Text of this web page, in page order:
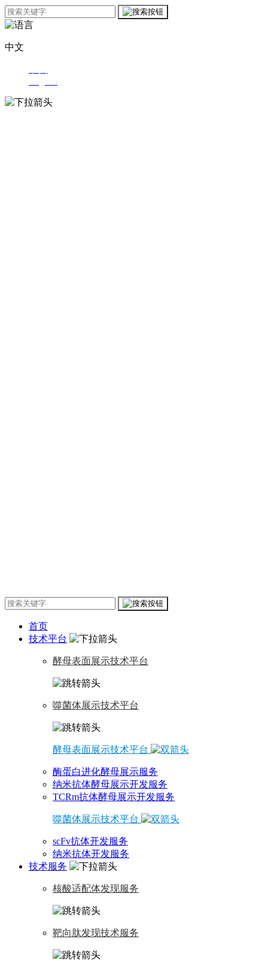
中文
首页
技术平台
酵母表面展示技术平台
噬菌体展示技术平台
酵母表面展示技术平台
酶蛋白进化酵母展示服务
纳米抗体酵母展示开发服务
TCRm抗体酵母展示开发服务
噬菌体展示技术平台
scFv抗体开发服务
纳米抗体开发服务
技术服务
核酸适配体发现服务
靶向肽发现技术服务